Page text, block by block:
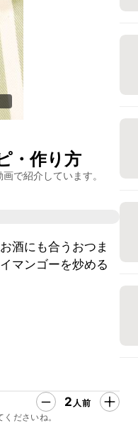
・作り方
で紹介しています。
酒にも合うおつま
マンゴーを炒める
2 人前
ださいね。